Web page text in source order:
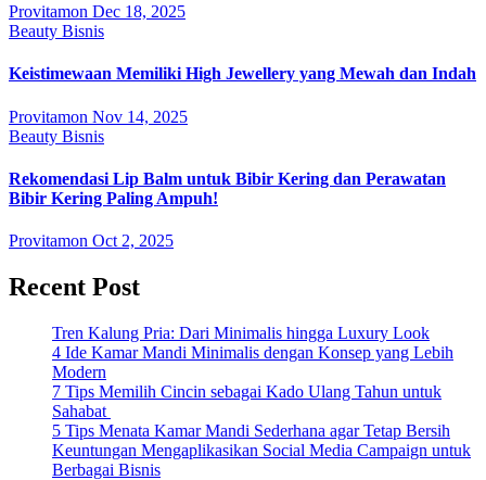
Provitamon Dec 18, 2025
Beauty Bisnis
Keistimewaan Memiliki High Jewellery yang Mewah dan Indah
Provitamon Nov 14, 2025
Beauty Bisnis
Rekomendasi Lip Balm untuk Bibir Kering dan Perawatan
Bibir Kering Paling Ampuh!
Provitamon Oct 2, 2025
Recent Post
Tren Kalung Pria: Dari Minimalis hingga Luxury Look
4 Ide Kamar Mandi Minimalis dengan Konsep yang Lebih
Modern
7 Tips Memilih Cincin sebagai Kado Ulang Tahun untuk
Sahabat
5 Tips Menata Kamar Mandi Sederhana agar Tetap Bersih
Keuntungan Mengaplikasikan Social Media Campaign untuk
Berbagai Bisnis